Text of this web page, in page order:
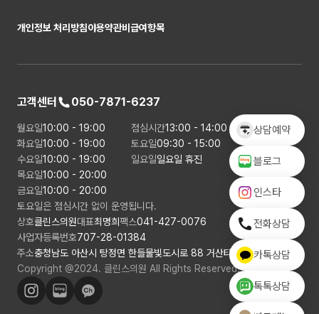
개인정보 처리방침이용약관비급여항목
상호클린스의원대표최명희 팩스041-427-0076
사업자등록번호707-28-01384
주소충청남도 아산시 탕정면 한들물빛도시로 88 거산타워 4층
Copyright @2024. 클린스의원 All Rights Reserved.
고객센터 050-7871-6237
월요일10:00 - 19:00
화요일10:00 - 19:00
수요일10:00 - 19:00
목요일10:00 - 20:00
금요일10:00 - 20:00
점심시간13:00 - 14:00
토요일09:30 - 15:00
일요일일요일 휴진
토요일은 점심시간 없이 운영됩니다.
상담예약
블로그
인스타
전화상담
카톡상담
톡톡상담